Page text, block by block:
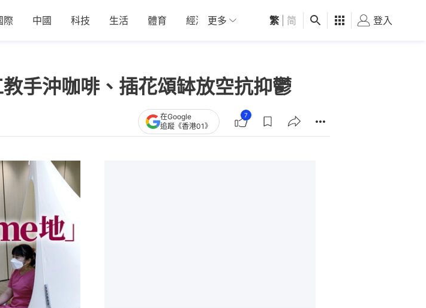
際 中國 科技 生活 體育 經濟 01深圳 觀點 健康 好食玩飛
更多 繁 简 登入
手沖咖啡、插花頌缽放空抗抑鬱
在Google
追蹤《香港01》
7